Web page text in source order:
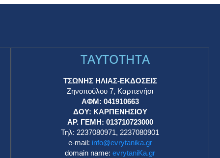
TAYTOTHTA
ΤΣΩΝΗΣ ΗΛΙΑΣ-ΕΚΔΟΣΕΙΣ
Ζηνοπούλου 7, Καρπενήσι
ΑΦΜ: 041910663
ΔΟΥ: ΚΑΡΠΕΝΗΣΙΟΥ
ΑΡ. ΓΕΜΗ: 013710723000
Τηλ: 2237080971, 2237080901
e-mail: info@evrytanika.gr
domain name: evrytaniKa.gr